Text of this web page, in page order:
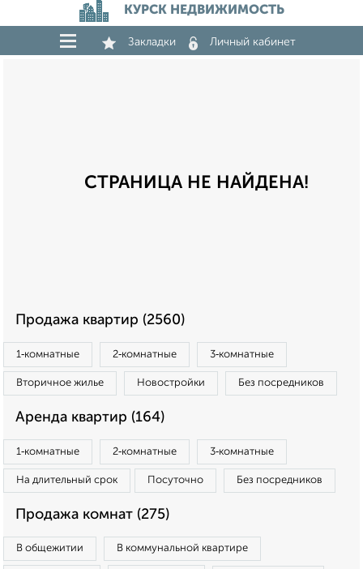
КУРСК НЕДВИЖИМОСТЬ
Закладки Личный кабинет
СТРАНИЦА НЕ НАЙДЕНА!
Продажа квартир (2560)
1‑комнатные 2‑комнатные 3‑комнатные
Вторичное жилье Новостройки Без посредников
Аренда квартир (164)
1‑комнатные 2‑комнатные 3‑комнатные
На длительный срок Посуточно Без посредников
Продажа комнат (275)
В общежитии В коммунальной квартире